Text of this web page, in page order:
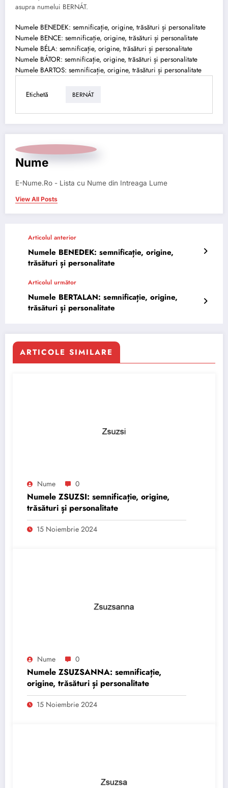
asupra numelui BERNÁT.
Numele BENEDEK: semnificație, origine, trăsături și personalitate
Numele BENCE: semnificație, origine, trăsături și personalitate
Numele BÉLA: semnificație, origine, trăsături și personalitate
Numele BÁTOR: semnificație, origine, trăsături și personalitate
Numele BARTOS: semnificație, origine, trăsături și personalitate
Etichetă BERNÁT
Nume
E-Nume.Ro - Lista cu Nume din Intreaga Lume
View All Posts
Articolul anterior
Numele BENEDEK: semnificație, origine,
trăsături și personalitate
Articolul următor
Numele BERTALAN: semnificație, origine,
trăsături și personalitate
ARTICOLE SIMILARE
Nume 0
Numele ZSUZSI: semnificație, origine,
trăsături și personalitate
15 Noiembrie 2024
Nume 0
Numele ZSUZSANNA: semnificație,
origine, trăsături și personalitate
15 Noiembrie 2024